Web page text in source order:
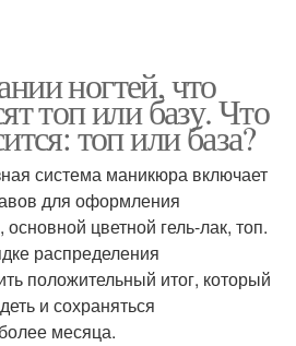
ногтей, что
топ или базу. Что
топ или база?
система маникюра включает
для оформления
цветной гель-лак, топ.
распределения
положительный итог, который
и сохраняться
месяца.